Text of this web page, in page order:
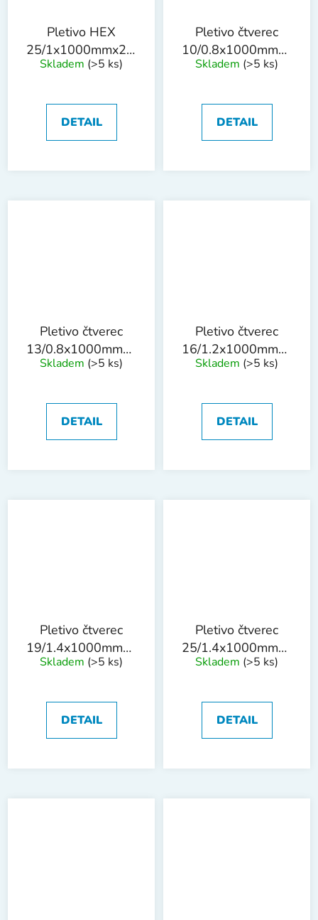
Pletivo HEX
25/1x1000mmx25m
PVC
Skladem (>5 ks)
DETAIL
Pletivo čtverec
10/0.8x1000mmx25m
ZN
Skladem (>5 ks)
DETAIL
Pletivo čtverec
13/0.8x1000mmx25m
ZN
Skladem (>5 ks)
DETAIL
Pletivo čtverec
16/1.2x1000mmx25m
ZN
Skladem (>5 ks)
DETAIL
Pletivo čtverec
19/1.4x1000mmx25m
ZN
Skladem (>5 ks)
DETAIL
Pletivo čtverec
25/1.4x1000mmx25m
ZN
Skladem (>5 ks)
DETAIL